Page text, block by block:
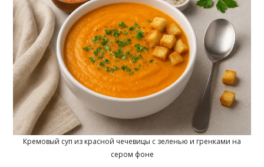
Кремовый суп из красной чечевицы с зеленью и гренками на
сером фоне